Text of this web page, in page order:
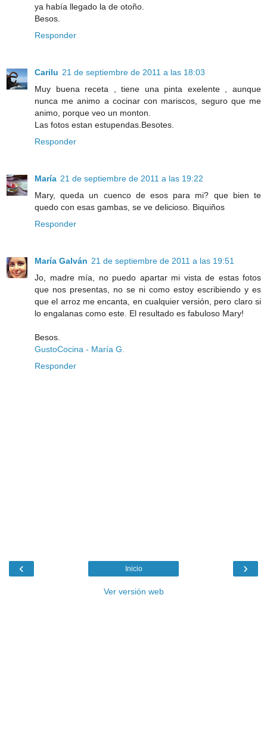
ya había llegado la de otoño.
Besos.
Responder
Carilu 21 de septiembre de 2011 a las 18:03
Muy buena receta , tiene una pinta exelente , aunque
nunca me animo a cocinar con mariscos, seguro que me
animo, porque veo un monton.
Las fotos estan estupendas.Besotes.
Responder
María 21 de septiembre de 2011 a las 19:22
Mary, queda un cuenco de esos para mi? que bien te
quedo con esas gambas, se ve delicioso. Biquiños
Responder
María Galván 21 de septiembre de 2011 a las 19:51
Jo, madre mía, no puedo apartar mi vista de estas fotos
que nos presentas, no se ni como estoy escribiendo y es
que el arroz me encanta, en cualquier versión, pero claro si
lo engalanas como este. El resultado es fabuloso Mary!
Besos.
GustoCocina - María G.
Responder
‹ ›
Inicio
Ver versión web